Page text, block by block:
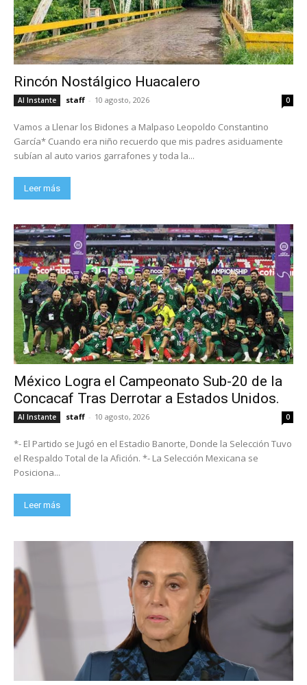
Rincón Nostálgico Huacalero
Al Instante staff - 10 agosto, 2026 0
Vamos a Llenar los Bidones a Malpaso Leopoldo Constantino
García* Cuando era niño recuerdo que mis padres asiduamente
subían al auto varios garrafones y toda la...
Leer más
México Logra el Campeonato Sub-20 de la
Concacaf Tras Derrotar a Estados Unidos.
Al Instante staff - 10 agosto, 2026 0
*- El Partido se Jugó en el Estadio Banorte, Donde la Selección Tuvo
el Respaldo Total de la Afición. *- La Selección Mexicana se
Posiciona...
Leer más